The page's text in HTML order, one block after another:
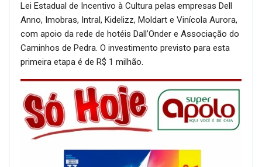
Lei Estadual de Incentivo à Cultura pelas empresas Dell
Anno, Imobras, Intral, Kidelizz, Moldart e Vinícola Aurora,
com apoio da rede de hotéis Dall’Onder e Associação do
Caminhos de Pedra. O investimento previsto para esta
primeira etapa é de R$ 1 milhão.